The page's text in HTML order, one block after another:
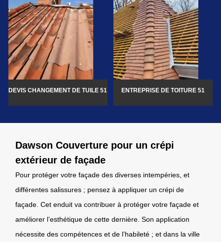
DEVIS CHANGEMENT DE TUILE 51 ENTREPRISE DE TOITURE 51
Dawson Couverture pour un crépi
extérieur de façade
Pour protéger votre façade des diverses intempéries, et
différentes salissures ; pensez à appliquer un crépi de
façade. Cet enduit va contribuer à protéger votre façade et
améliorer l’esthétique de cette dernière. Son application
nécessite des compétences et de l’habileté ; et dans la ville